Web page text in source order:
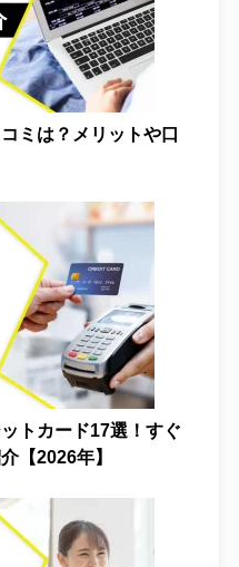
ミは？メリットや口
トカード17選！すぐ
【2026年】